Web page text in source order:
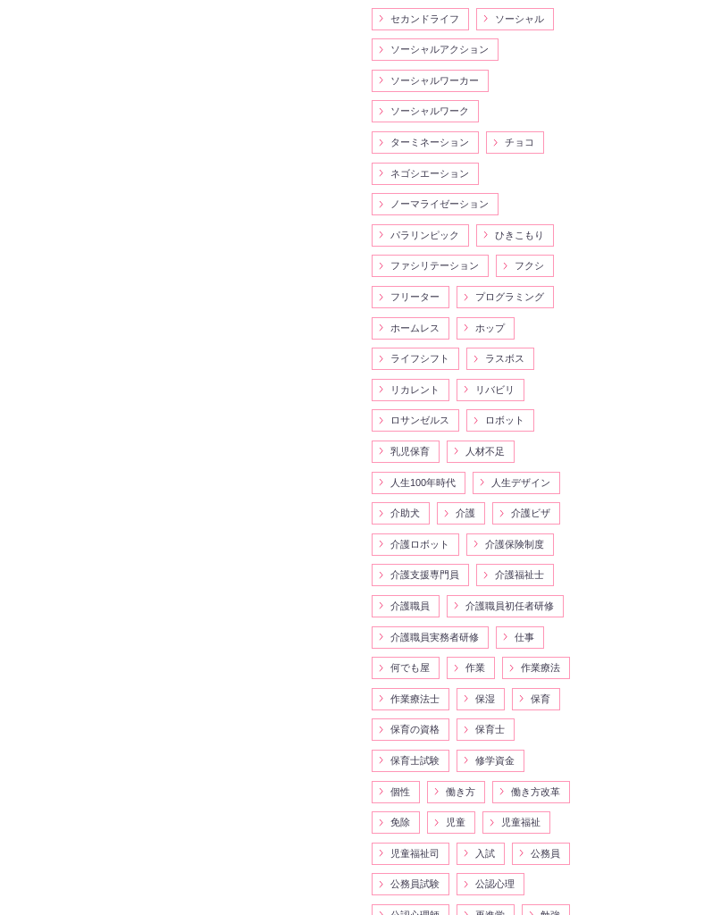
セカンドライフ ソーシャル
ソーシャルアクション
ソーシャルワーカー
ソーシャルワーク
ターミネーション チョコ
ネゴシエーション
ノーマライゼーション
パラリンピック ひきこもり
ファシリテーション フクシ
フリーター プログラミング
ホームレス ホップ
ライフシフト ラスボス
リカレント リバビリ
ロサンゼルス ロボット
乳児保育 人材不足
人生100年時代 人生デザイン
介助犬 介護 介護ビザ
介護ロボット 介護保険制度
介護支援専門員 介護福祉士
介護職員 介護職員初任者研修
介護職員実務者研修 仕事
何でも屋 作業 作業療法
作業療法士 保湿 保育
保育の資格 保育士
保育士試験 修学資金
個性 働き方 働き方改革
免除 児童 児童福祉
児童福祉司 入試 公務員
公務員試験 公認心理